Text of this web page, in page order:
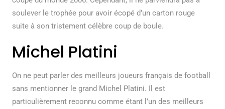
soulever le trophée pour avoir écopé d’un carton rouge
suite à son tristement célèbre coup de boule.
Michel Platini
On ne peut parler des meilleurs joueurs français de football
sans mentionner le grand Michel Platini. Il est
particulièrement reconnu comme étant l’un des meilleurs